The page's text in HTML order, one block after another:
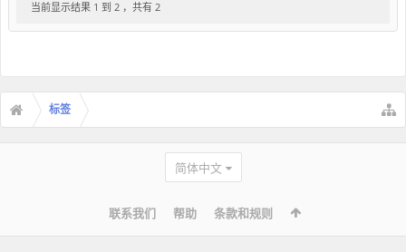
当前显示结果 1 到 2 ，共有 2
标签
简体中文
联系我们 帮助 条款和规则